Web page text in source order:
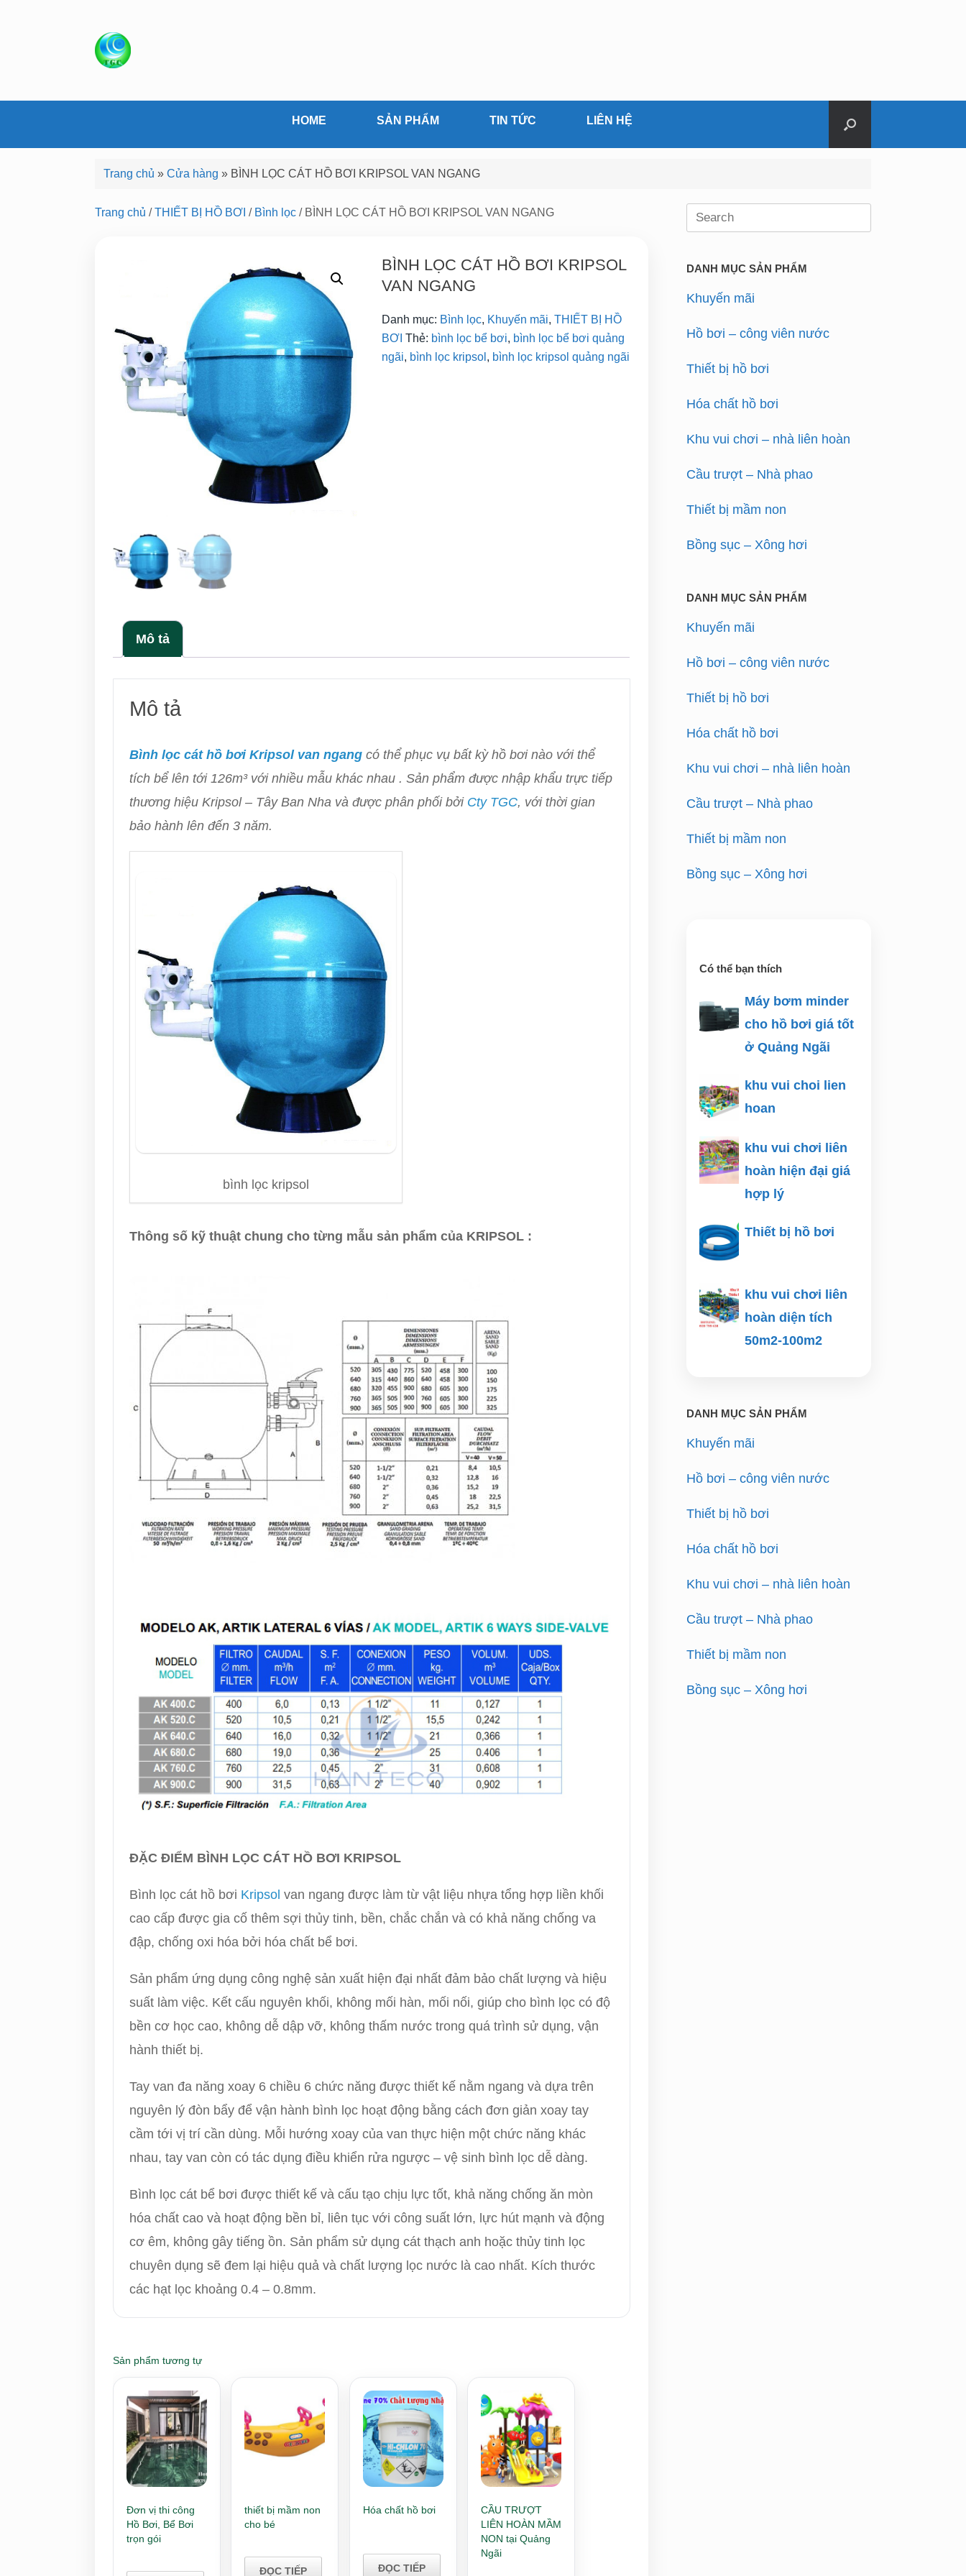
o
HOME SẢN PHẨM TIN TỨC LIÊN HỆ
Trang chủ » Cửa hàng » BÌNH LỌC CÁT HỒ BƠI KRIPSOL VAN NGANG
Trang chủ /THIẾT BỊ HỒ BƠI / Bình lọc / BÌNH LỌC CÁT HỒ BƠI KRIPSOL VAN NGANG
BÌNH LỌC CÁT HỒ BƠI KRIPSOL
VAN NGANG
Danh mục: Bình lọc, Khuyến mãi,THIẾT BỊ HỒ
BƠI Thẻ: bình lọc bể bơi, bình lọc bể bơi quảng
ngãi, bình lọc kripsol , bình lọc kripsol quảng ngãi
Mô tả
Mô tả
Bình lọc cát hồ bơi Kripsol van ngang có thể phục vụ bất kỳ hồ bơi nào với thể
tích bể lên tới 126m³ với nhiều mẫu khác nhau . Sản phẩm được nhập khẩu trực tiếp
thương hiệu Kripsol – Tây Ban Nha và được phân phối bởi Cty TGC, với thời gian
bảo hành lên đến 3 năm.
bình lọc kripsol
Thông số kỹ thuật chung cho từng mẫu sản phẩm của KRIPSOL :
ĐẶC ĐIỂM BÌNH LỌC CÁT HỒ BƠI KRIPSOL
Bình lọc cát hồ bơi Kripsol van ngang được làm từ vật liệu nhựa tổng hợp liền khối
cao cấp được gia cố thêm sợi thủy tinh, bền, chắc chắn và có khả năng chống va
đập, chống oxi hóa bởi hóa chất bể bơi.
Sản phẩm ứng dụng công nghệ sản xuất hiện đại nhất đảm bảo chất lượng và hiệu
suất làm việc. Kết cấu nguyên khối, không mối hàn, mối nối, giúp cho bình lọc có độ
bền cơ học cao, không dễ dập vỡ, không thấm nước trong quá trình sử dụng, vận
hành thiết bị.
Tay van đa năng xoay 6 chiều 6 chức năng được thiết kế nằm ngang và dựa trên
nguyên lý đòn bẩy để vận hành bình lọc hoạt động bằng cách đơn giản xoay tay
cầm tới vị trí cần dùng. Mỗi hướng xoay của van thực hiện một chức năng khác
nhau, tay van còn có tác dụng điều khiển rửa ngược – vệ sinh bình lọc dễ dàng.
Bình lọc cát bể bơi được thiết kế và cấu tạo chịu lực tốt, khả năng chống ăn mòn
hóa chất cao và hoạt động bền bỉ, liên tục với công suất lớn, lực hút mạnh và động
cơ êm, không gây tiếng ồn. Sản phẩm sử dụng cát thạch anh hoặc thủy tinh lọc
chuyên dụng sẽ đem lại hiệu quả và chất lượng lọc nước là cao nhất. Kích thước
các hạt lọc khoảng 0.4 – 0.8mm.
Sản phẩm tương tự
Đơn vị thi công
Hồ Bơi, Bể Bơi
trọn gói
thiết bị mầm non
cho bé
ĐỌC TIẾP
Hóa chất hồ bơi
ĐỌC TIẾP
CẦU TRƯỢT
LIÊN HOÀN MẦM
NON tại Quảng
Ngãi
Search
DANH MỤC SẢN PHẨM
Khuyến mãi
Hồ bơi – công viên nước
Thiết bị hồ bơi
Hóa chất hồ bơi
Khu vui chơi – nhà liên hoàn
Cầu trượt – Nhà phao
Thiết bị mầm non
Bồng sục – Xông hơi
DANH MỤC SẢN PHẨM
Khuyến mãi
Hồ bơi – công viên nước
Thiết bị hồ bơi
Hóa chất hồ bơi
Khu vui chơi – nhà liên hoàn
Cầu trượt – Nhà phao
Thiết bị mầm non
Bồng sục – Xông hơi
Có thể bạn thích
Máy bơm minder
cho hồ bơi giá tốt
ở Quảng Ngãi
khu vui choi lien
hoan
khu vui chơi liên
hoàn hiện đại giá
hợp lý
Thiết bị hồ bơi
khu vui chơi liên
hoàn diện tích
50m2-100m2
DANH MỤC SẢN PHẨM
Khuyến mãi
Hồ bơi – công viên nước
Thiết bị hồ bơi
Hóa chất hồ bơi
Khu vui chơi – nhà liên hoàn
Cầu trượt – Nhà phao
Thiết bị mầm non
Bồng sục – Xông hơi